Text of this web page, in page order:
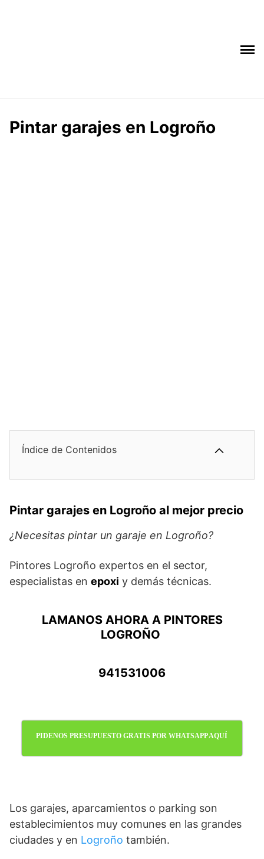
Pintar garajes en Logroño
Índice de Contenidos
Pintar garajes en Logroño al mejor precio
¿Necesitas pintar un garaje en Logroño?
Pintores Logroño expertos en el sector,
especialistas en epoxi y demás técnicas.
LAMANOS AHORA A PINTORES
LOGROÑO
941531006
PIDENOS PRESUPUESTO GRATIS POR WHATSAPP AQUÍ
Los garajes, aparcamientos o parking son
establecimientos muy comunes en las grandes
ciudades y en Logroño también.